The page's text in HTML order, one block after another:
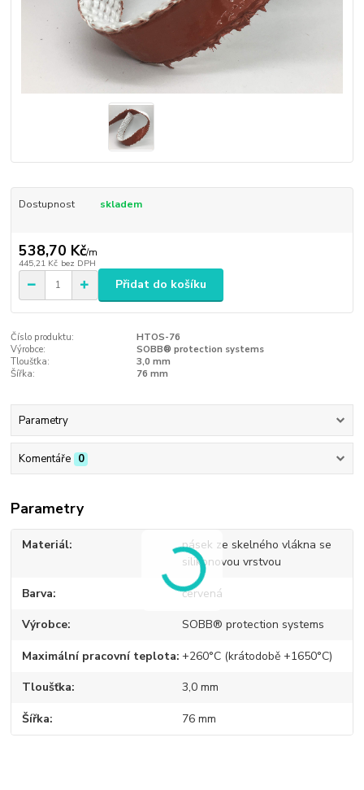
Dostupnost skladem
538,70 Kč/m
445,21 Kč bez DPH
Přidat do košíku
Číslo produktu:
HTOS-76
Výrobce:
SOBB® protection systems
Tloušťka:
3,0 mm
Šířka:
76 mm
Parametry
Komentáře 0
Parametry
Materiál
pásek ze skelného vlákna se
silikonovou vrstvou
Barva červená
Výrobce SOBB® protection systems
Maximální pracovní teplota +260°C (krátodobě +1650°C)
Tloušťka 3,0 mm
Šířka 76 mm